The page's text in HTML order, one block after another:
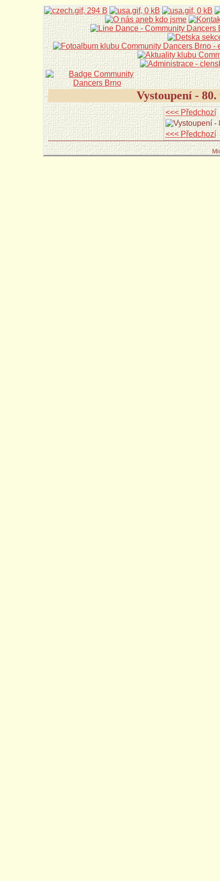
Vystoupení -
<<< Předchozí
<<< Předchozí